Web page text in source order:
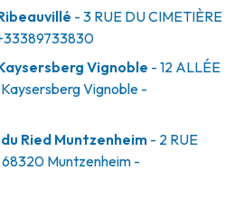
- 3 RUE DU CIMETIÈRE
Vignoble - 12 ALLÉE
Kaysersberg Vignoble -
Ried Muntzenheim - 2 RUE
68320 Muntzenheim -